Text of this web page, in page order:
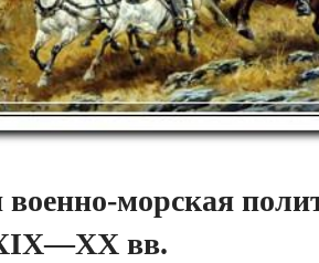
морская
вв.